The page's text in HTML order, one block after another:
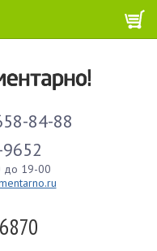
84-88
до 19-00